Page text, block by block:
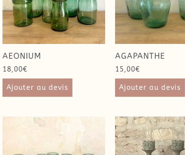
AEONIUM
18,00€
Ajouter au devis
AGAPANTHE
15,00€
Ajouter au devis